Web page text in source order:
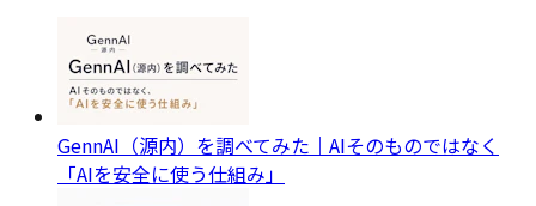
GennAI（源内）を調べてみた｜AIそのものではなく
「AIを安全に使う仕組み」